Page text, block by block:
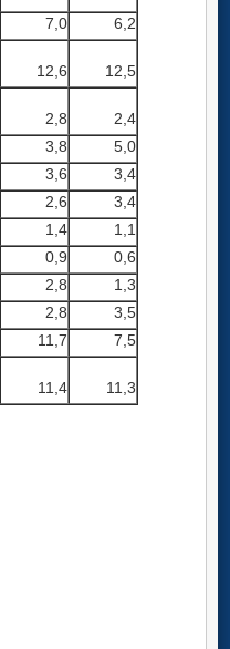
7,0
6,2
12,6
12,5
2,8
2,4
3,8
5,0
3,6
3,4
2,6
3,4
1,4
1,1
0,9
0,6
2,8
1,3
2,8
3,5
11,7
7,5
11,4 11,3